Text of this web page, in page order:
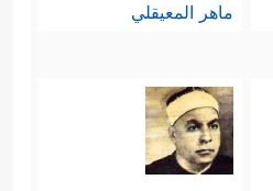
ماهر المعيقلي